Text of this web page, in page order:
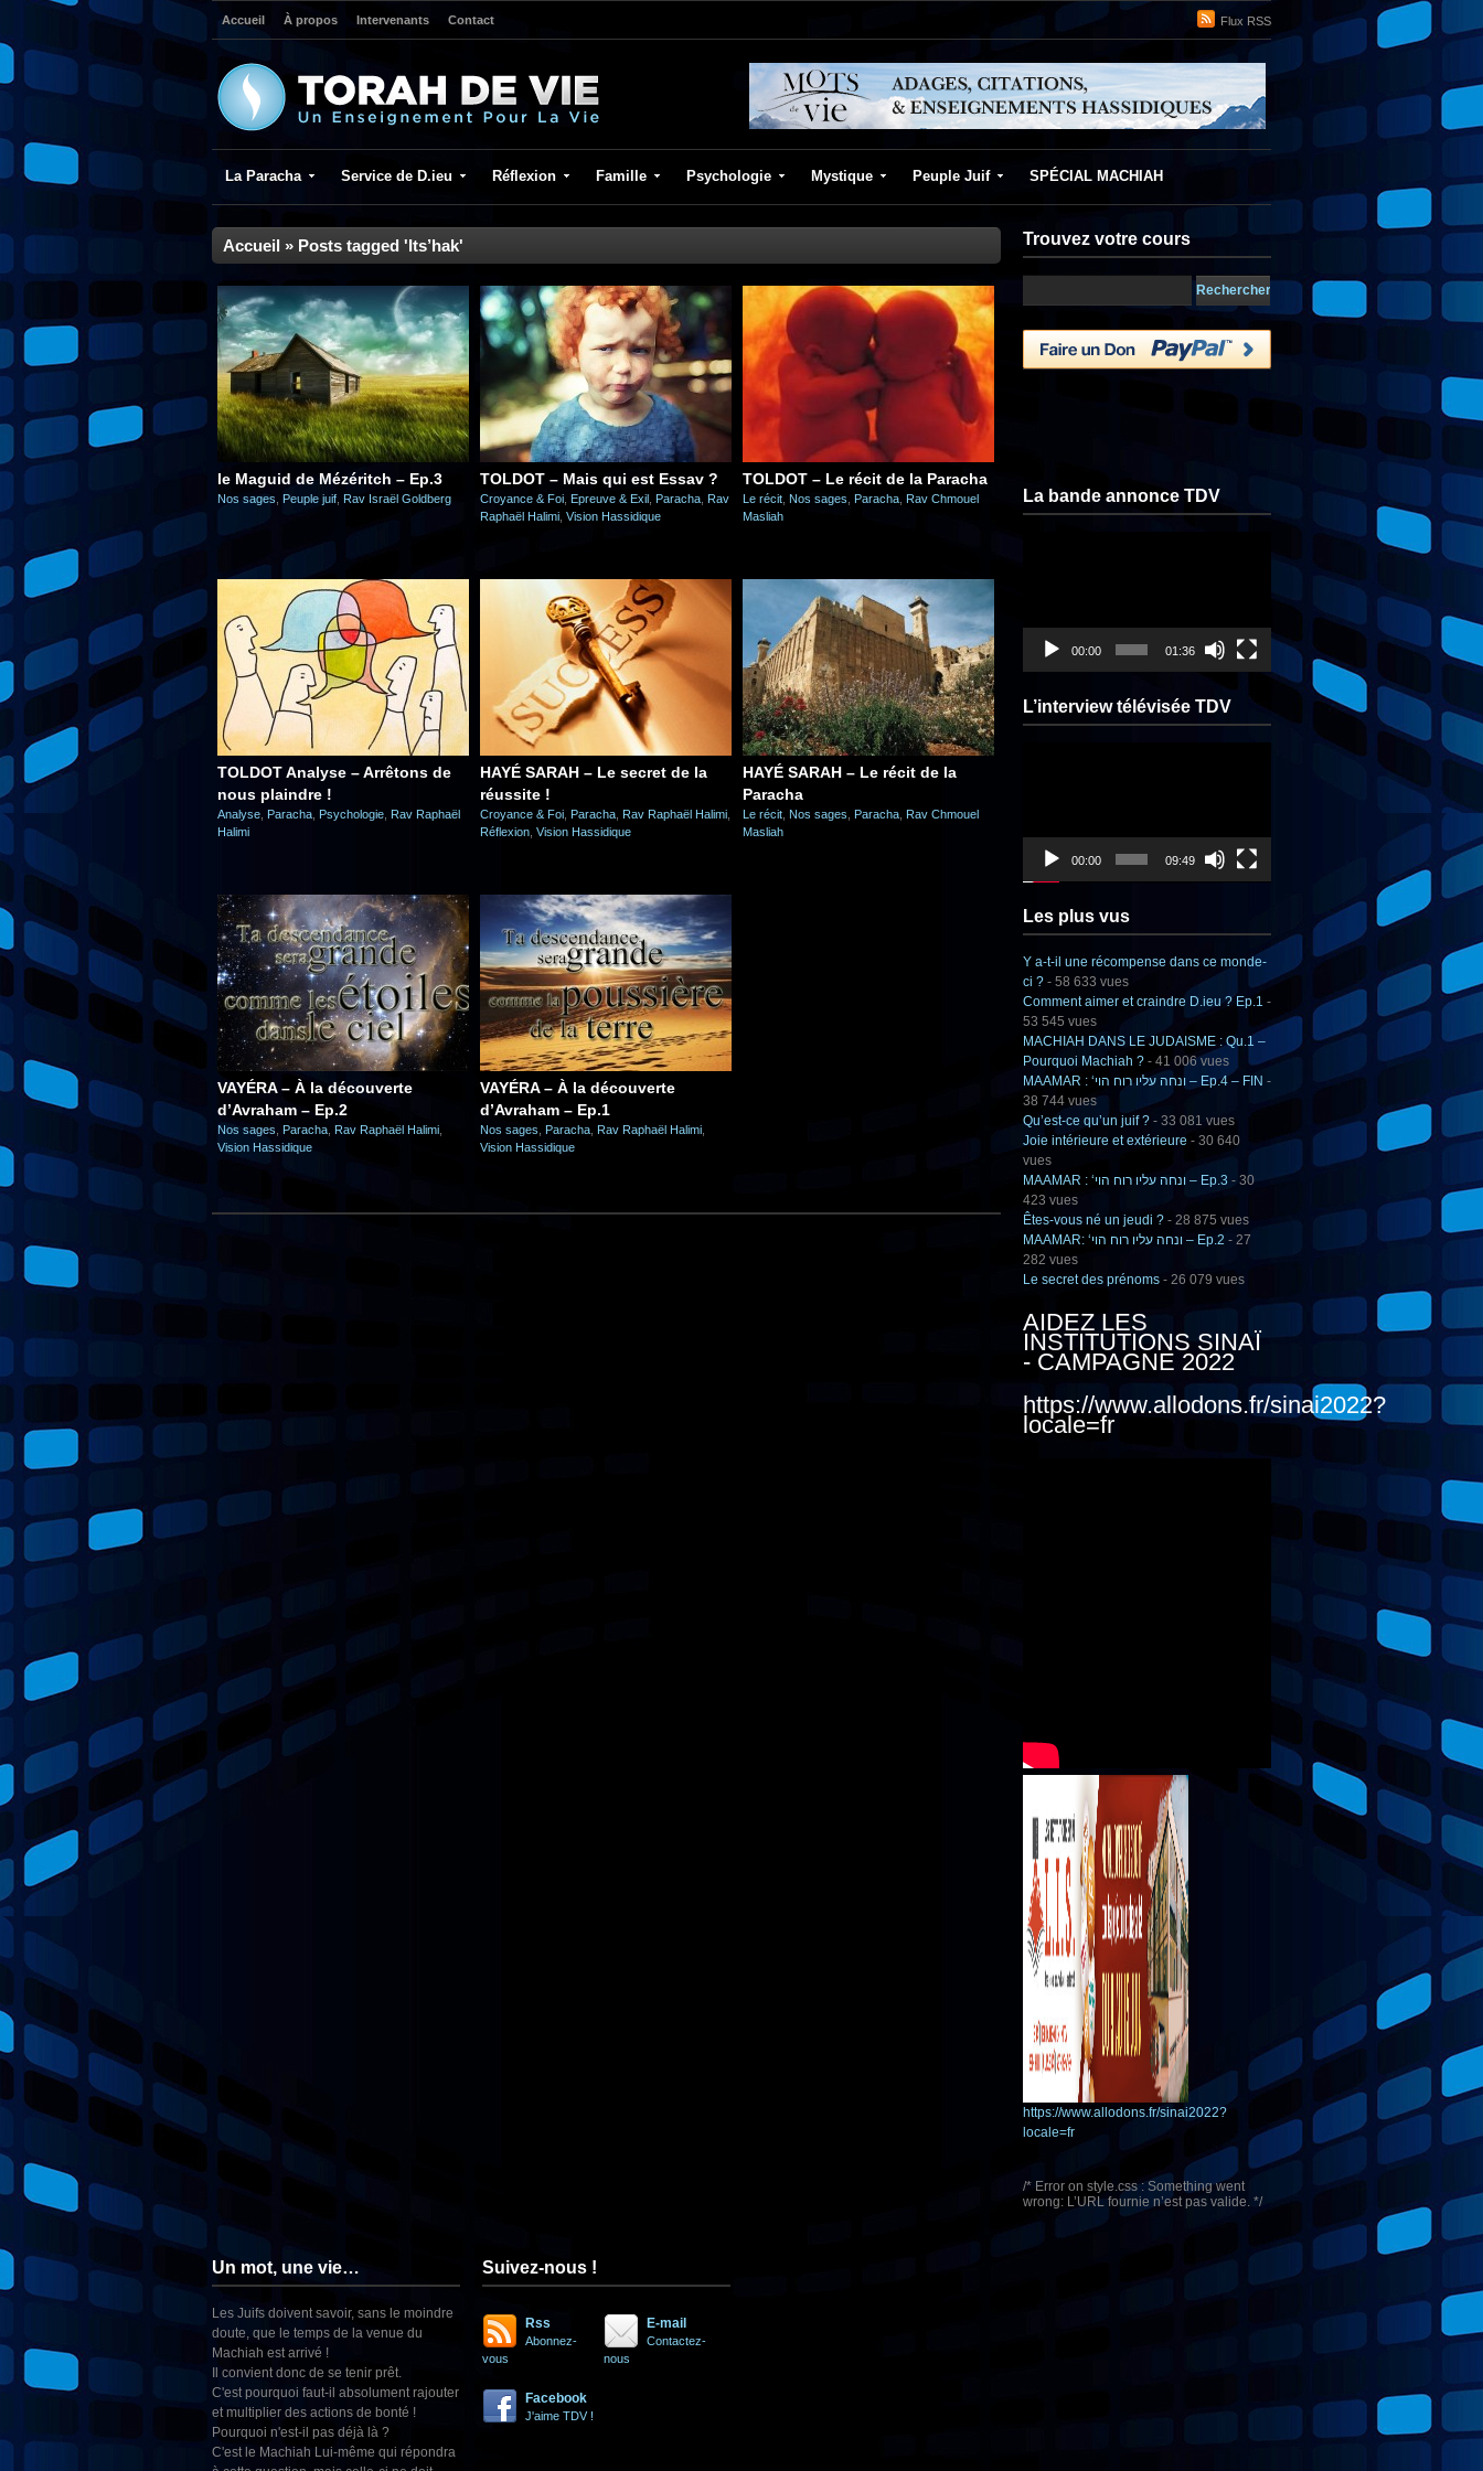
Flux RSS
Accueil À propos Intervenants Contact
La Paracha Service de D.ieu Réflexion Famille Psychologie Mystique Peuple Juif SPÉCIAL MACHIAH
Accueil » Posts tagged 'Its’hak'
le Maguid de Mézéritch – Ep.3
Nos sages Peuple juif Rav Israël Goldberg
TOLDOT – Mais qui est Essav ?
Croyance & Foi Epreuve & Exil Paracha Rav
Raphaël Halimi Vision Hassidique
TOLDOT – Le récit de la Paracha
Le récit Nos sages Paracha Rav Chmouel
Masliah
TOLDOT Analyse – Arrêtons de
nous plaindre !
Analyse Paracha Psychologie Rav Raphaël
Halimi
HAYÉ SARAH – Le secret de la
réussite !
Croyance & Foi Paracha Rav Raphaël Halimi
Réflexion Vision Hassidique
HAYÉ SARAH – Le récit de la
Paracha
Le récit Nos sages Paracha Rav Chmouel
Masliah
VAYÉRA – À la découverte
d’Avraham – Ep.2
Nos sages Paracha Rav Raphaël Halimi
Vision Hassidique
VAYÉRA – À la découverte
d’Avraham – Ep.1
Nos sages Paracha Rav Raphaël Halimi
Vision Hassidique
Trouvez votre cours
La bande annonce TDV
00:00 01:36
L’interview télévisée TDV
00:00 09:49
Les plus vus
Y a-t-il une récompense dans ce monde-
ci ? - 58 633 vues
Comment aimer et craindre D.ieu ? Ep.1 -
53 545 vues
MACHIAH DANS LE JUDAISME : Qu.1 –
Pourquoi Machiah ? - 41 006 vues
MAAMAR : ‘ונחה עליו רוח הוי – Ep.4 – FIN -
38 744 vues
Qu’est-ce qu’un juif ? - 33 081 vues
Joie intérieure et extérieure - 30 640
vues
MAAMAR : ‘ונחה עליו רוח הוי – Ep.3 - 30
423 vues
Êtes-vous né un jeudi ? - 28 875 vues
MAAMAR: ‘ונחה עליו רוח הוי – Ep.2 - 27
282 vues
Le secret des prénoms - 26 079 vues
AIDEZ LES
INSTITUTIONS SINAÏ
- CAMPAGNE 2022
https://www.allodons.fr/sinai2022?
locale=fr
https://www.allodons.fr/sinai2022?
locale=fr
/* Error on style.css : Something went
wrong: L’URL fournie n’est pas valide. */
Un mot, une vie…
Les Juifs doivent savoir, sans le moindre
doute, que le temps de la venue du
Machiah est arrivé !
Il convient donc de se tenir prêt.
C'est pourquoi faut-il absolument rajouter
et multiplier des actions de bonté !
Pourquoi n'est-il pas déjà là ?
C'est le Machiah Lui-même qui répondra
Suivez-nous !
Rss
Abonnez-
vous
E-mail
Contactez-
nous
Facebook
J'aime TDV !